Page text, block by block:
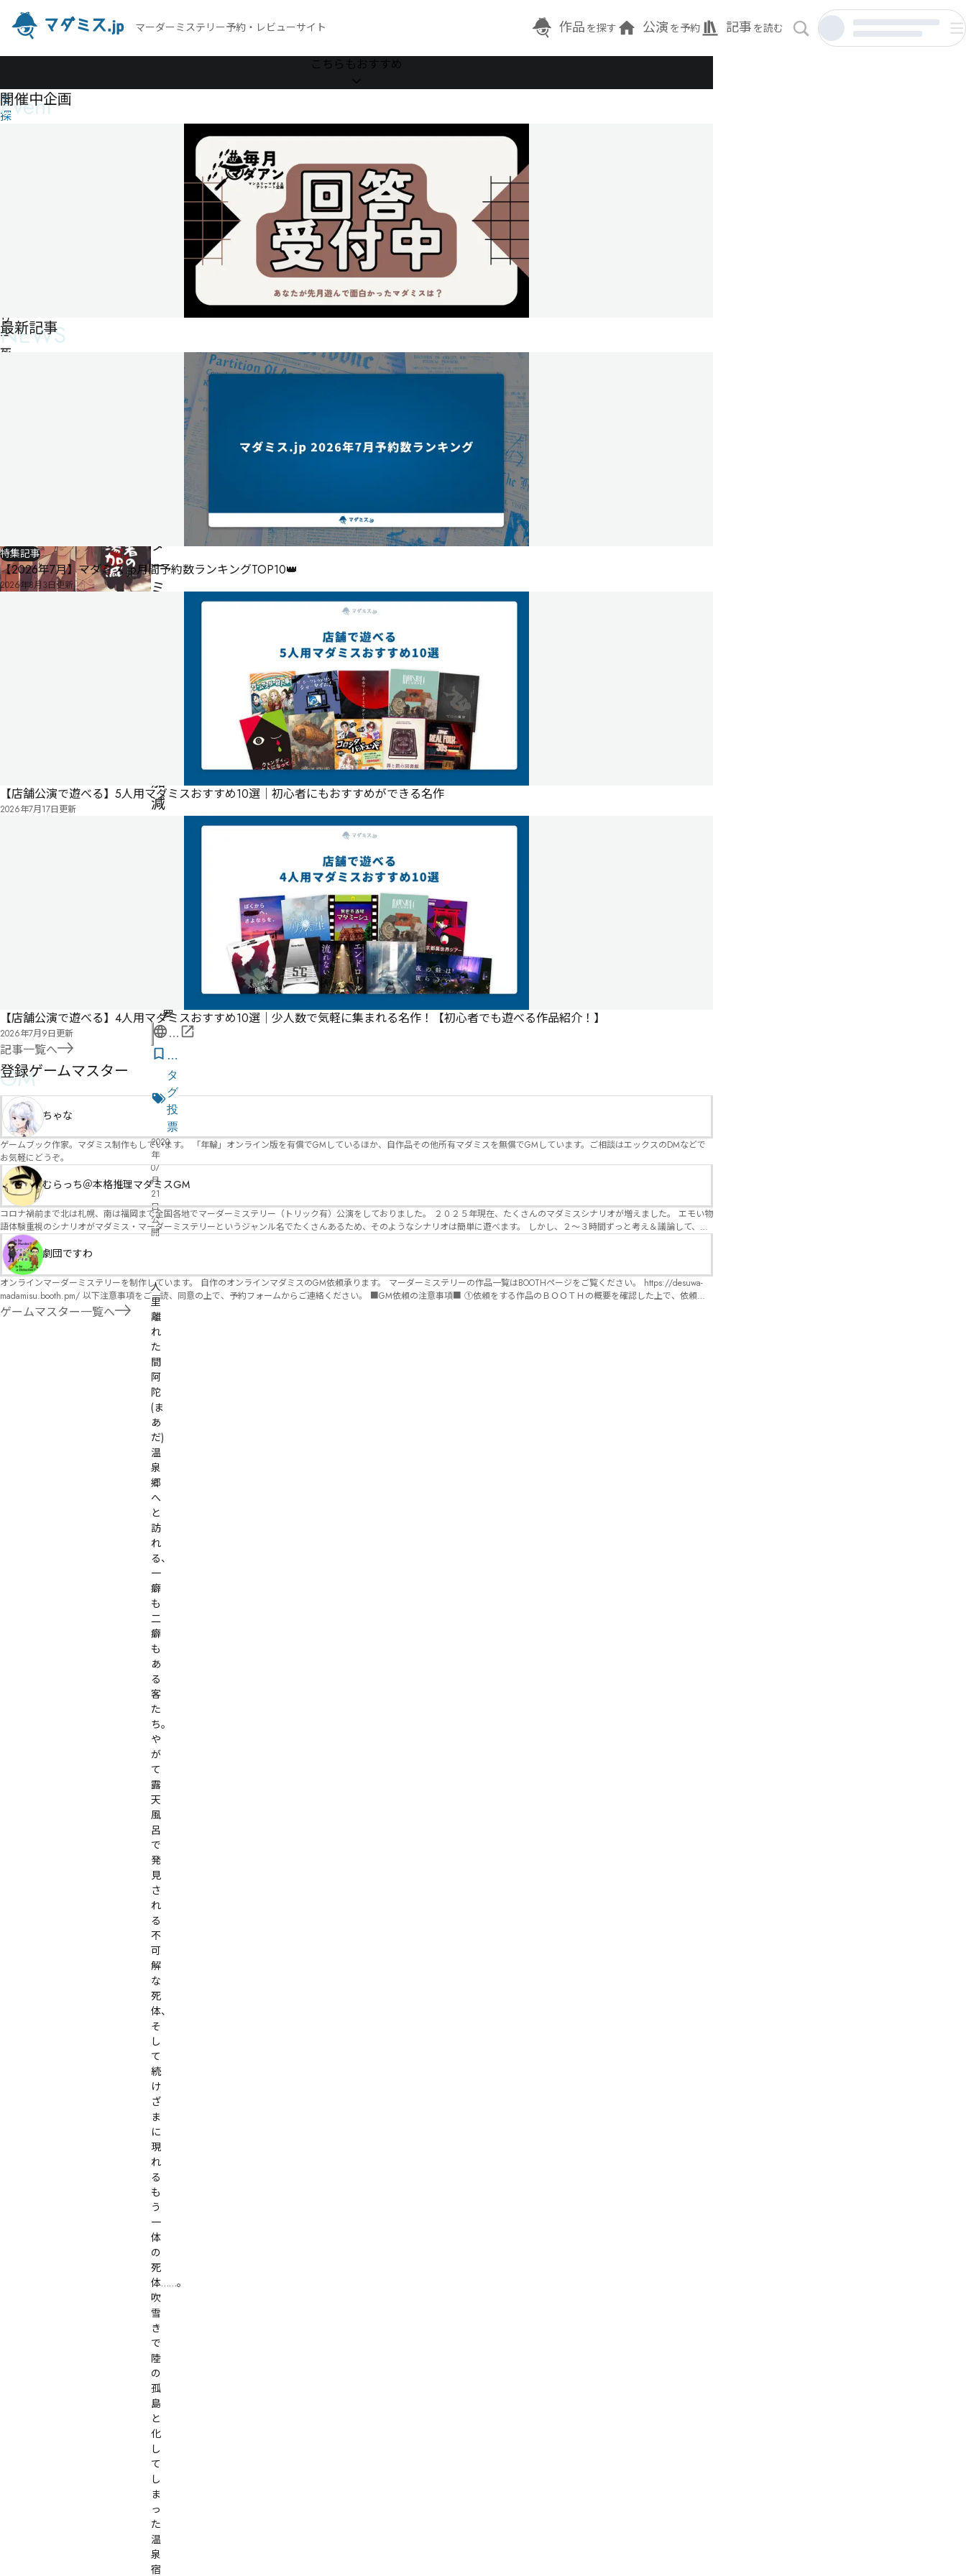
マーダーミステリー予約・レビューサイト 作品 を探す 公演 を予約 記事 を読む
を
探
リ
ー
死
ダ
ー
ミ
加
減
要
公
ペ
ー
ジ
気
に
な
る
リ
ス
タ
グ
投
票
2020
年
07
月
21
日
公
開
人
里
離
れ
た
間
阿
陀
(ま
あ
だ)
温
泉
郷
へ
と
訪
れ
る、
一
癖
も
二
癖
も
あ
る
客
た
ち。
や
が
て
露
天
風
呂
で
発
見
さ
れ
る
不
可
解
な
死
体、
そ
し
て
続
け
ざ
ま
に
現
れ
る
も
う
一
体
の
死
体……。
吹
雪
き
で
陸
の
孤
島
と
化
し
て
し
ま
っ
た
温
泉
宿
こちらもおすすめ
Event
開催中企画
NEWS
最新記事
特集記事
【2026年7月】マダミス.jp月間予約数ランキングTOP10👑
2026年8月3日更新
【店舗公演で遊べる】5人用マダミスおすすめ10選｜初心者にもおすすめができる名作
2026年7月17日更新
【店舗公演で遊べる】4人用マダミスおすすめ10選｜少人数で気軽に集まれる名作！【初心者でも遊べる作品紹介！】
2026年7月9日更新
記事一覧へ
GM
登録ゲームマスター
ちゃな
ゲームブック作家。マダミス制作もしています。 「年輪」オンライン版を有償でGMしているほか、自作品その他所有マダミスを無償でGMしています。ご相談はエックスのDMなどで
お気軽にどうぞ。
むらっち＠本格推理マダミスGM
コロナ禍前まで北は札幌、南は福岡まで全国各地でマーダーミステリー（トリック有）公演をしておりました。 ２０２５年現在、たくさんのマダミスシナリオが増えました。 エモい物
語体験重視のシナリオがマダミス・マーダーミステリーというジャンル名でたくさんあるため、そのようなシナリオは簡単に遊べます。 しかし、２～３時間ずっと考え＆議論して、見
たことないトリックが解ける閃きや犯人として逃げ切る楽しみのある本格推理マーダーミステリーを見つけることが難しくなっていませんか？ そんな本格推理マダミスをお届けしま
す！
劇団ですわ
オンラインマーダーミステリーを制作しています。 自作のオンラインマダミスのGM依頼承ります。 マーダーミステリーの作品一覧はBOOTHページをご覧ください。 https://desuwa-
madamisu.booth.pm/ 以下注意事項をご一読、同意の上で、予約フォームからご連絡ください。 ■GM依頼の注意事項■ ①依頼をする作品のＢＯＯＴＨの概要を確認した上で、依頼し
てください。 ②依頼ができるのは、平日、土日、祝日問わず、21：00～となります。 ③参加するメンバーは、依頼者にてメンバーを集めてください。 ④依頼条件：代表者によるＧＭ
セットの購入or参加者全員の個別ＨＯの購入 ⇒購入するタイミングは、開催日程、参加メンバーが決まってからで構いません。 ⑤批判目的等、作品を楽しむつもりのない方は参加をご
ゲームマスター一覧へ